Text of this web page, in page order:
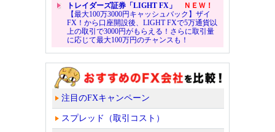
トレイダーズ証券「LIGHT FX」
ＮＥＷ！
【最大100万3000円キャッシュバック】ザイ
FX！から口座開設後、LIGHT FXで5万通貨以
上の取引で3000円がもらえる！さらに取引量
に応じて最大100万円のチャンスも！
注目のFXキャンペーン
スプレッド（取引コスト）